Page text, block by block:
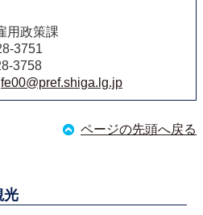
用政策課
3751
3758
fe00@pref.shiga.lg.jp
ページの先頭へ戻る
光